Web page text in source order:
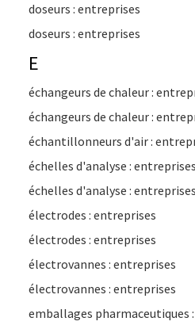
doseurs : entreprises
doseurs : entreprises
E
échangeurs de chaleur :
échangeurs de chaleur :
échantillonneurs d'air :
échelles d'analyse : entreprises
échelles d'analyse : entreprises
électrodes : entreprises
électrodes : entreprises
électrovannes : entreprises
électrovannes : entreprises
emballages pharmaceutiques